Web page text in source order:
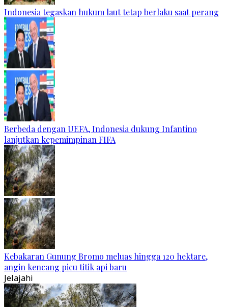
Indonesia tegaskan hukum laut tetap berlaku saat perang
Berbeda dengan UEFA, Indonesia dukung Infantino
lanjutkan kepemimpinan FIFA
Kebakaran Gunung Bromo meluas hingga 120 hektare,
angin kencang picu titik api baru
Jelajahi